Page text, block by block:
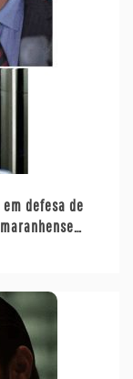
em defesa de